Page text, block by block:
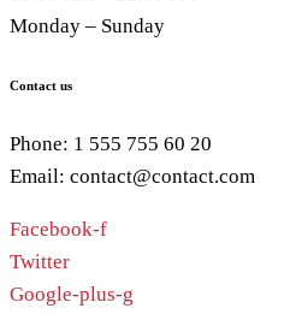
Monday – Sunday
Contact us
Phone: 1 555 755 60 20
Email: contact@contact.com
Facebook-f
Twitter
Google-plus-g